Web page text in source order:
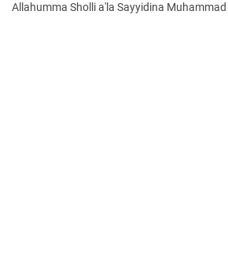
Allahumma Sholli a'la Sayyidina